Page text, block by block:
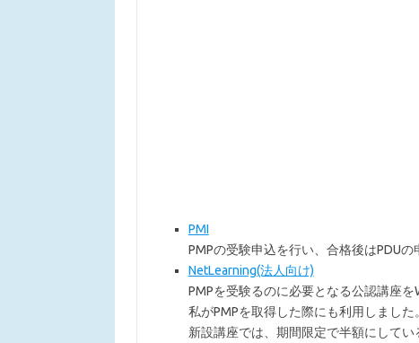
PMI
PMPの受験申込を行い、合格後はPDUの
NetLearning(法人向け)
PMPを受験るのに必要となる公認講座
私がPMPを取得した際にも利用しました。
新設講座では、期間限定で半額にしてい